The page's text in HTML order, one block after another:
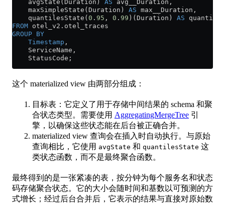
    avgState(Duration)
AS avg__Duration,
    maxSimpleState(Duration)
AS max__Duration,
    quantilesState(
0 . 95 , 0 . 99 )(Duration) AS
FROM otel_v2 . otel_traces
GROUP BY
    Timestamp
,
    ServiceName,
    StatusCode;
这个 materialized view 由两部分组成：
目标表：它定义了用于存储中间结果的 schema 和聚
合状态类型。需要使用 AggregatingMergeTree 引
擎，以确保这些状态能在后台被正确合并。
materialized view 查询会在插入时自动执行。与原始
查询相比，它使用 avgState 和 quantilesState 这
类状态函数，而不是最终聚合函数。
最终得到的是一张紧凑的表，按分钟为每个服务名和状态
码存储聚合状态。它的大小会随时间和基数以可预测的方
式增长；经过后台合并后，它表示的结果与直接对原始数